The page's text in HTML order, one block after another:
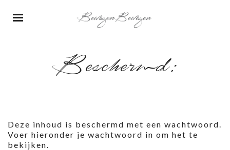
Beschermd:
Deze inhoud is beschermd met een wachtwoord.
Voer hieronder je wachtwoord in om het te
bekijken.